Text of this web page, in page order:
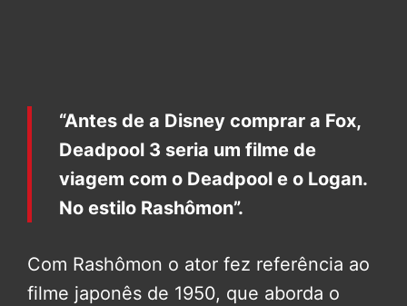
“Antes de a Disney comprar a Fox,
Deadpool 3 seria um filme de
viagem com o Deadpool e o Logan.
No estilo Rashômon”.
Com Rashômon o ator fez referência ao
filme japonês de 1950, que aborda o